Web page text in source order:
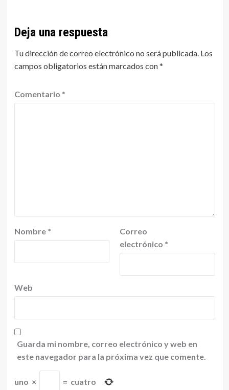
Deja una respuesta
Tu dirección de correo electrónico no será publicada. Los
campos obligatorios están marcados con*
Comentario *
Nombre *
Correo
electrónico *
Web
Guarda mi nombre, correo electrónico y web en
este navegador para la próxima vez que comente.
uno × = cuatro